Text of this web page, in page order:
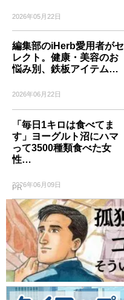
2026年05月22日
編集部のiHerb愛用者がセ
レクト。健康・美容のお
悩み別、鉄板アイテム…
2026年06月22日
「毎日1キロは食べてま
す」ヨーグルト沼にハマ
って3500種類食べた女
性…
2026年06月09日
PR